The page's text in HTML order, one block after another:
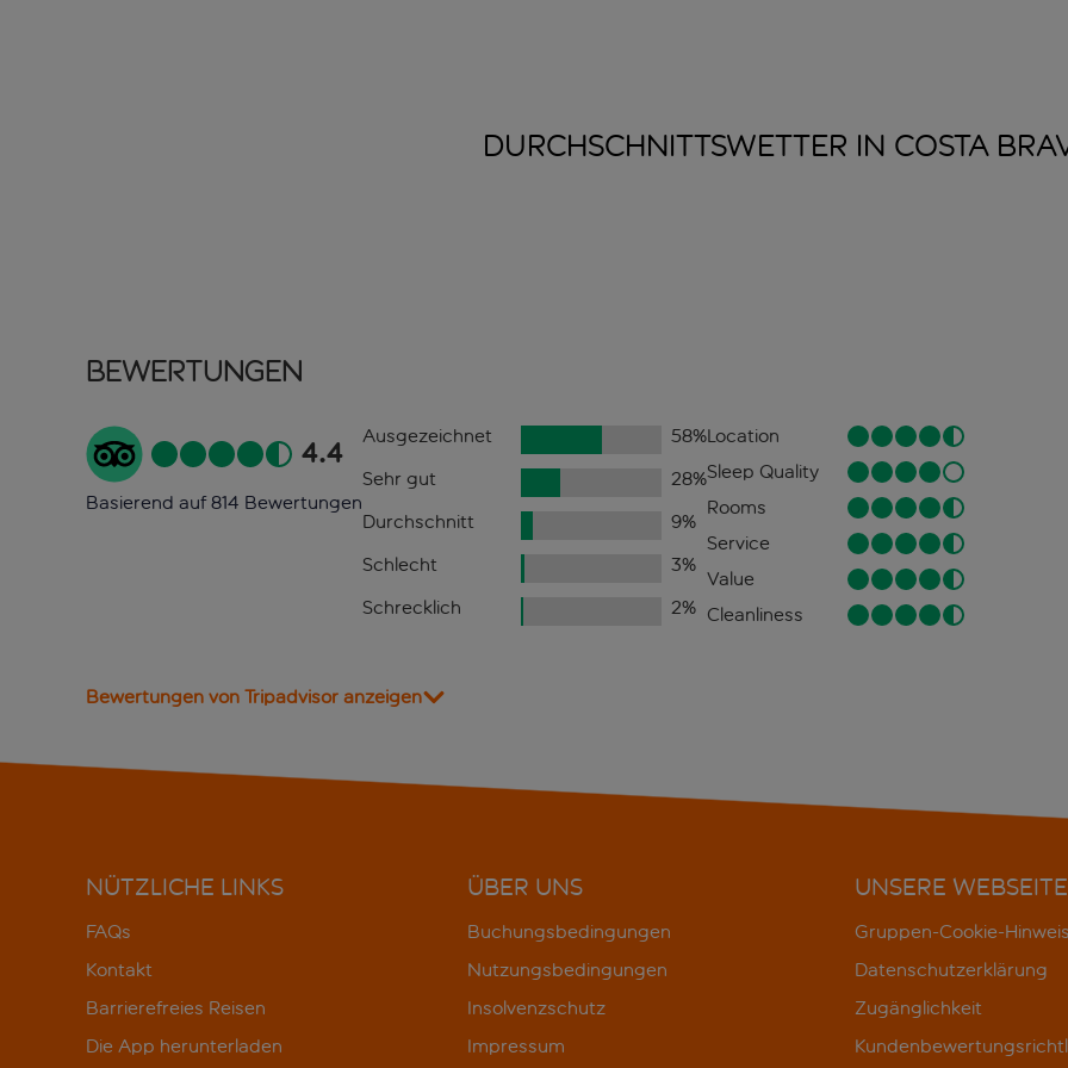
DURCHSCHNITTSWETTER IN COSTA
Bewertungen
4.4
Basierend auf 814 Bewertungen
Ausgezeichnet 58%
Sehr gut
28%
Durchschnitt
9%
Schlecht
3%
Schrecklich
2%
Location
Sleep Quality
Rooms
Service
Value
Cleanliness
Bewertungen von Tripadvisor anzeigen
NÜTZLICHE LINKS
FAQs
Kontakt
Barrierefreies Reisen
Die App herunterladen
ÜBER UNS
Buchungsbedingungen
Nutzungsbedingungen
Insolvenzschutz
Impressum
UNSERE WEBSEITE
Gruppen-Cookie-
Datenschutzerklärung
Zugänglichkeit